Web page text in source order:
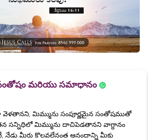
మరియు సమాధానం
వెళతానని, మిమ్మును సంపూర్ణమైన సంతోషముతో
సన్నిధిలో మిమ్మును దాచిపెడతానని వాగ్దానం
నేడు మీరు కొలవలేనంత ఆనందాన్ని మీకు